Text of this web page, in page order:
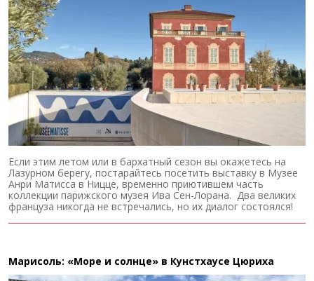
Если этим летом или в бархатный сезон вы окажетесь на
Лазурном берегу, постарайтесь посетить выставку в Музее
Анри Матисса в Ницце, временно приютившем часть
коллекции парижского музея Ива Сен-Лорана. Два великих
француза никогда не встречались, но их диалог состоялся!
Марисоль: «Море и солнце» в Кунстхаусе Цюриха